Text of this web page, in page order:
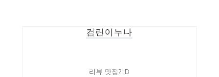
컴린이누나
리뷰 맛집? :D